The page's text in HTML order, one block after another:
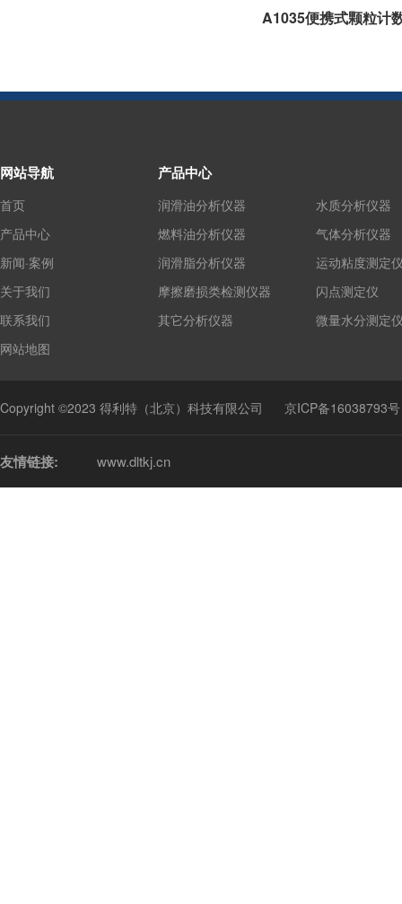
A1035便携式颗粒计
网站导航
首页
产品中心
新闻·案例
关于我们
联系我们
网站地图
产品中心
润滑油分析仪器
燃料油分析仪器
润滑脂分析仪器
摩擦磨损类检测仪器
其它分析仪器
水质分析仪器
气体分析仪器
运动粘度测定
闪点测定仪
微量水分测定
Copyright ©2023 得利特（北京）科技有限公司 京ICP备16038793号
友情链接: www.dltkj.cn